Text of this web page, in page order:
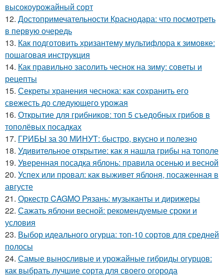
высокоурожайный сорт
12. Достопримечательности Краснодара: что посмотреть
в первую очередь
13. Как подготовить хризантему мультифлора к зимовке:
пошаговая инструкция
14. Как правильно засолить чеснок на зиму: советы и
рецепты
15. Секреты хранения чеснока: как сохранить его
свежесть до следующего урожая
16. Открытие для грибников: топ 5 съедобных грибов в
тополёвых посадках
17. ГРИБЫ за 30 МИНУТ: быстро, вкусно и полезно
18. Удивительное открытие: как я нашла грибы на тополе
19. Уверенная посадка яблонь: правила осенью и весной
20. Успех или провал: как выживет яблоня, посаженная в
августе
21. Оркестр CAGMO Рязань: музыканты и дирижеры
22. Сажать яблони весной: рекомендуемые сроки и
условия
23. Выбор идеального огурца: топ-10 сортов для средней
полосы
24. Самые выносливые и урожайные гибриды огурцов:
как выбрать лучшие сорта для своего огорода